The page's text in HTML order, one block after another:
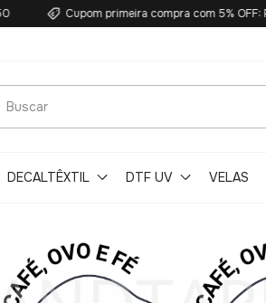
Cupom primeira compra com 5% OFF: PRIMEIRA5
DECALTÊXTIL DTF UV VELAS